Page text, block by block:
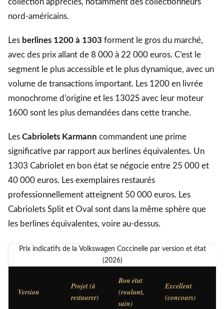
nord-américains.
Les berlines 1200 à 1303 forment le gros du marché,
avec des prix allant de 8 000 à 22 000 euros. C’est le
segment le plus accessible et le plus dynamique, avec un
volume de transactions important. Les 1200 en livrée
monochrome d’origine et les 1302S avec leur moteur
1600 sont les plus demandées dans cette tranche.
Les Cabriolets Karmann commandent une prime
significative par rapport aux berlines équivalentes. Un
1303 Cabriolet en bon état se négocie entre 25 000 et
40 000 euros. Les exemplaires restaurés
professionnellement atteignent 50 000 euros. Les
Cabriolets Split et Oval sont dans la même sphère que
les berlines équivalentes, voire au-dessus.
Prix indicatifs de la Volkswagen Coccinelle par version et état
(2026)
Version
Projet (à
restaurer)
Bon état
(roulant,
sain)
Excellent
(concours)